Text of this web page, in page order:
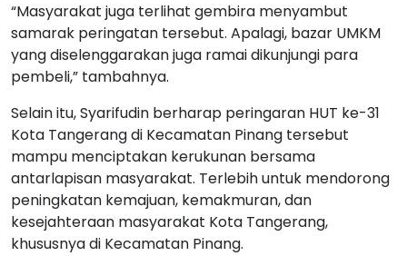
“Masyarakat juga terlihat gembira menyambut
samarak peringatan tersebut. Apalagi, bazar UMKM
yang diselenggarakan juga ramai dikunjungi para
pembeli,” tambahnya.
Selain itu, Syarifudin berharap peringaran HUT ke-31
Kota Tangerang di Kecamatan Pinang tersebut
mampu menciptakan kerukunan bersama
antarlapisan masyarakat. Terlebih untuk mendorong
peningkatan kemajuan, kemakmuran, dan
kesejahteraan masyarakat Kota Tangerang,
khususnya di Kecamatan Pinang.